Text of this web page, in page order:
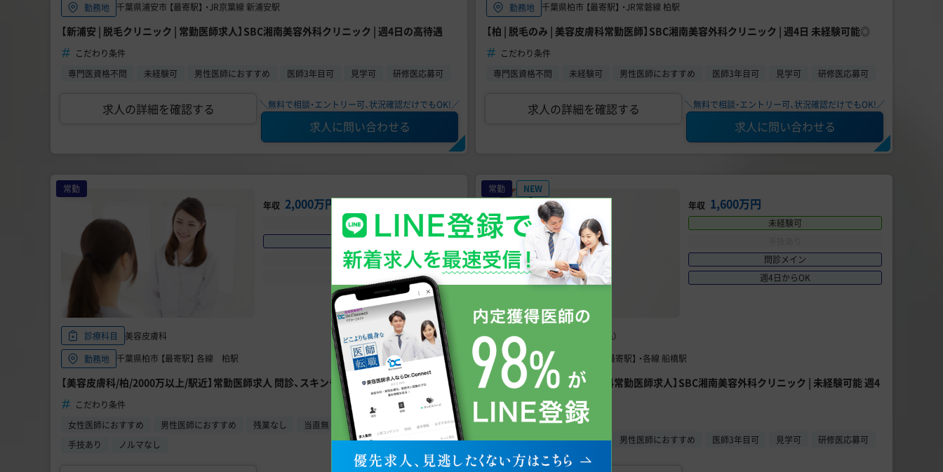
勤務地
千葉県浦安市 【最寄駅】 ・JR京葉線 新浦安駅
【新浦安 | 脱毛クリニック | 常勤医師求人】SBC湘南美容外科クリニック | 週4日の高待遇
こだわり条件
専門医資格不問
未経験可 男性医師におすすめ 医師3年目可 見学可 研修医応募可
求人の詳細を確認する ＼無料で相談・エントリー可、状況確認だけでもOK!／
求人に問い合わせる
勤務地
千葉県柏市 【最寄駅】 ・JR常磐線 柏駅
【柏 | 脱毛のみ | 美容皮膚科常勤医師】SBC湘南美容外科クリニック | 週4日 未経験可能◎
こだわり条件
専門医資格不問
未経験可 男性医師におすすめ 医師3年目可 見学可 研修医応募可
求人の詳細を確認する ＼無料で相談・エントリー可、状況確認だけでもOK!／
求人に問い合わせる
常勤
年収 2,000万円〜2,500万円
未経験可
手技あり
問診メイン
診療科目
美容皮膚科
勤務地
千葉県柏市 【最寄駅】 各線 柏駅
【美容皮膚科/柏/2000万以上/駅近】常勤医師求人 問診、スキンチェックなど
こだわり条件
女性医師におすすめ
男性医師におすすめ 残業なし
当直無し・オンコール無し
手技あり
ノルマなし
常勤
NEW
年収 1,600万円
未経験可
問診メイン
週4日からOK
診療科目
美容皮膚科（脱毛）
勤務地 千葉県習船橋市 【最寄駅】 ・各線 船橋駅
【船橋 | 脱毛のみ | 美容皮膚科常勤医師求人】SBC湘南美容外科クリニック | 未経験可能 週4
こだわり条件
専門医資格不問
未経験可 男性医師におすすめ 医師3年目可 見学可 研修医応募可